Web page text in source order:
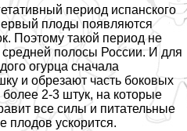
период испанского
плоды появляются
Поэтому такой период не
полосы России. И для
огурца сначала
и обрезают часть боковых
более 2-3 штук, на которые
все силы и питательные
плодов ускорится.